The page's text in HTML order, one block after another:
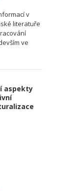
v
literatuře
ve
aspekty